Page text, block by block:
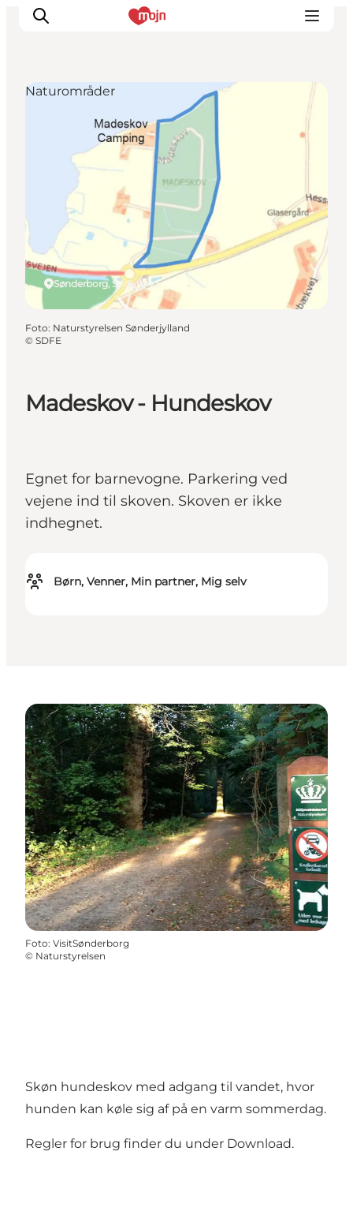
Oplevelser
Byer & Steder
Det sker
Overnatning
Planlæg din ferie
Booking
Madeskov - Hundeskov
Egnet for barnevogne. Parkering ved
vejene ind til skoven. Skoven er ikke
indhegnet.
Børn, Venner, Min partner, Mig selv
Sønderborg, Sydjylland
Naturområder
Foto: Naturstyrelsen Sønderjylland
© SDFE
Foto: VisitSønderborg
© Naturstyrelsen
Skøn hundeskov med adgang til vandet, hvor
hunden kan køle sig af på en varm sommerdag.
Regler for brug finder du under Download.